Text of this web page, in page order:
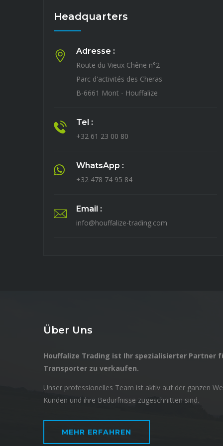
Headquarters
Adresse :
Route du Vieux Chêne n°2
Parc d'activités des Cheras
B-6661 Mont - Houffalize
Tel :
+32 61 23 00 80
WhatsApp :
+32 478 74 95 84
Email :
info@houffalize-trading.com
Taoufyq El Ahrache
te@houffalize-
Über Uns
Houffalize Trading ist Ihr spezialisierter Partner
Transporter zu verkaufen.
Unser professionelles Team ist aktiv auf der ganzen
Kunden und ihre Bedürfnisse zugeschnitten sind.
MEHR ERFAHREN